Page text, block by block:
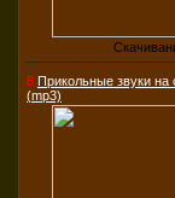
8 Прикольные звуки на
(mp3)